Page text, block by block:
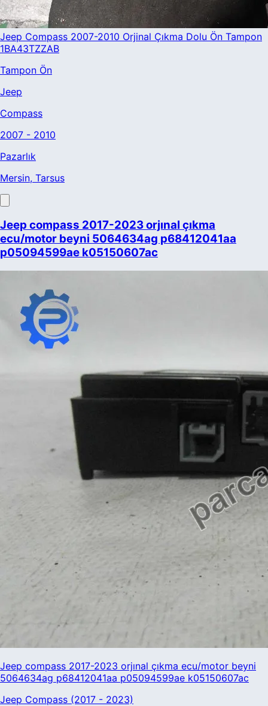
Jeep Compass 2007-2010 Orjinal Çıkma Dolu Ön Tampon
1BA43TZZAB
Tampon Ön
Jeep
Compass
2007 - 2010
Pazarlık
Mersin, Tarsus
Jeep compass 2017-2023 orjınal çıkma
ecu/motor beyni 5064634ag p68412041aa
p05094599ae k05150607ac
Jeep compass 2017-2023 orjınal çıkma ecu/motor beyni
5064634ag p68412041aa p05094599ae k05150607ac
Jeep Compass (2017 - 2023)